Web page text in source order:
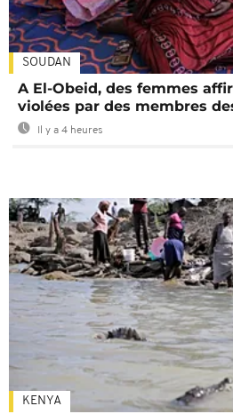
SOUDAN
A El-Obeid, des femmes
violées par des membres
Il y a 4 heures
KENYA